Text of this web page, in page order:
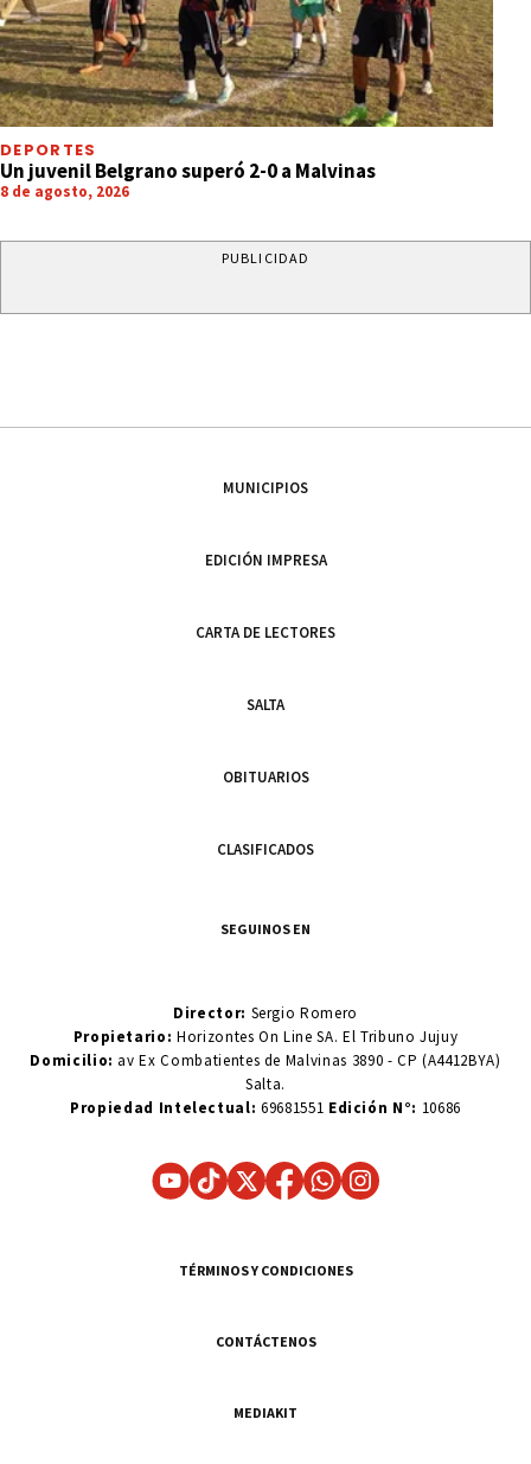
DEPORTES
Un juvenil Belgrano superó 2-0 a Malvinas
8 de agosto, 2026
PUBLICIDAD
MUNICIPIOS
EDICIÓN IMPRESA
CARTA DE LECTORES
SALTA
OBITUARIOS
CLASIFICADOS
SEGUINOS EN
Director: Sergio Romero
Propietario:Horizontes On Line SA. El Tribuno Jujuy
Domicilio: av Ex Combatientes de Malvinas 3890 - CP (A4412BYA)
Salta.
Propiedad Intelectual: 69681551 Edición N°: 10686
TÉRMINOS Y CONDICIONES
CONTÁCTENOS
MEDIAKIT